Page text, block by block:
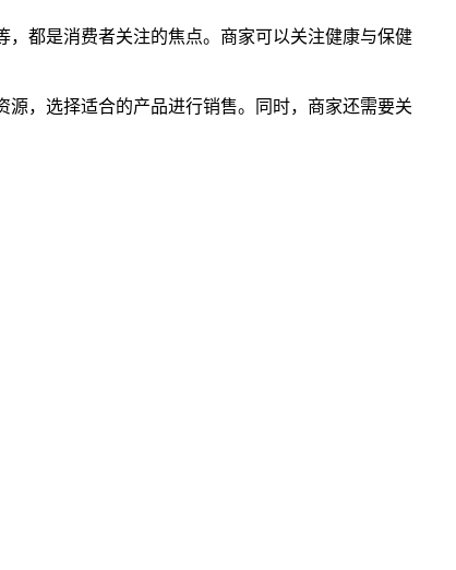
都是消费者关注的焦点。商家可以关注健康与保健
，选择适合的产品进行销售。同时，商家还需要关